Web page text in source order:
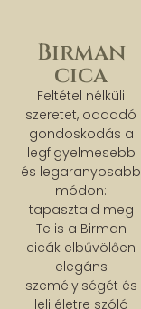
Birman
cica
Feltétel nélküli
szeretet, odaadó
gondoskodás a
legfigyelmesebb
és legaranyosabb
módon:
tapasztald meg
Te is a Birman
cicák elbűvölően
elegáns
személyiségét és
lelj életre szóló